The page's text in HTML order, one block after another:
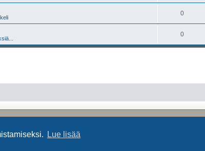
Lue lisää
0
0
Keskustelufoorumin ohjelmistophpBB® Forum Software © phpBB Limited
Yksityisyys